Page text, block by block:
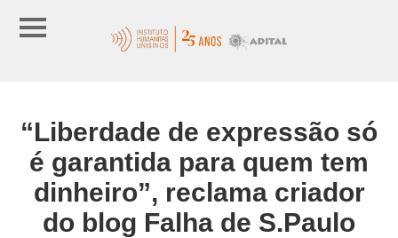
“Liberdade de expressão só
é garantida para quem tem
dinheiro”, reclama criador
do blog Falha de S.Paulo